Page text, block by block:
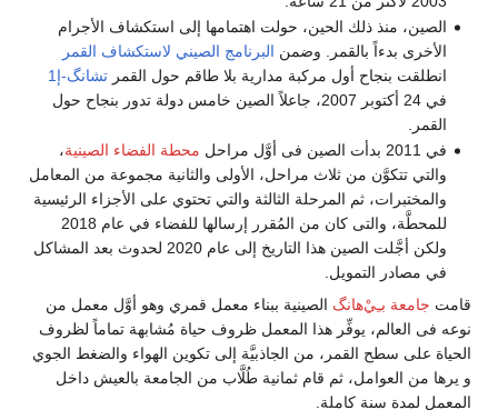
الصين، منذ ذلك الحين، حولت اهتمامها إلى استكشاف الأجرام
الأخرى بدءاً بالقمر. وضمن البرنامج الصيني لاستكشاف القمر
انطلقت بنجاح أول مركبة مدارية بلا طاقم حول القمرتشانگ-إ1
في 24 أكتوبر 2007، جاعلاً الصين خامس دولة تدور بنجاح حول
القمر.
في 2011 بدأت الصين فى أوَّل مراحل
محطة الفضاء الصينية،
والتي تتكوَّن من ثلاث مراحل، الأولى والثانية مجموعة من المعامل
والمختبرات، ثم المرحلة الثالثة والتي تحتوي على الأجزاء الرئيسية
للمحطَّة، والتى كان من المُقرر إرسالها للفضاء في عام 2018
ولكن أجَّلت الصين هذا التاريخ إلى عام 2020 لحدوث بعد المشاكل
في مصادر التمويل.
قامت جامعة بـِيْ‌هانگ الصينية ببناء معمل قمري وهو أوَّل معمل من
نوعه فى العالم، يوفِّر هذا المعمل ظروف حياة مُشابهة تماماً لظروف
الحياة على سطح القمر، من الجاذبيَّة إلى تكوين الهواء والضغط الجوي
و يرها من العوامل، ثم قام ثمانية طُلَّاب من الجامعة بالعيش داخل
المعمل لمدة سنة كاملة.